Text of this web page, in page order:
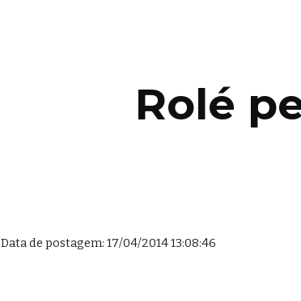
Rolé
Data de postagem: 17/04/2014 13:08:46